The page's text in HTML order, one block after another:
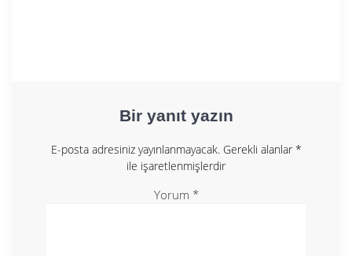
Bir yanıt yazın
E-posta adresiniz yayınlanmayacak. Gerekli alanlar *
ile işaretlenmişlerdir
Yorum *